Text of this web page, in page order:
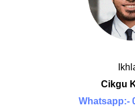
Cikgu
Whatsapp:-